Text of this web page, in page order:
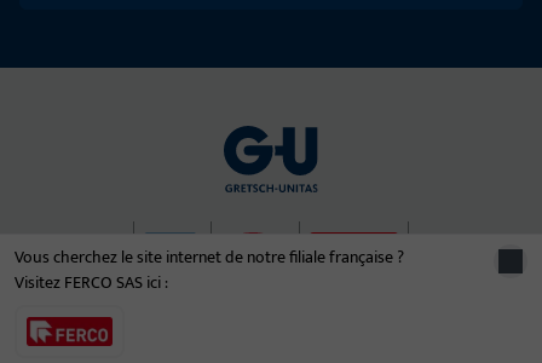
Vous cherchez le site internet de notre filiale française ?
Visitez FERCO SAS ici :